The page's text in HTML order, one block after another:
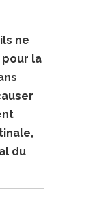
ne
la
du